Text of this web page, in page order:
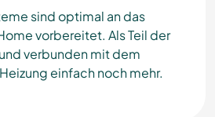
sind optimal an das
vorbereitet. Als Teil der
verbunden mit dem
einfach noch mehr.